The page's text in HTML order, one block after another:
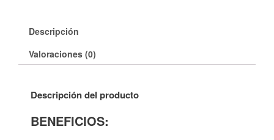
Descripción
Valoraciones (0)
Descripción del producto
BENEFICIOS: